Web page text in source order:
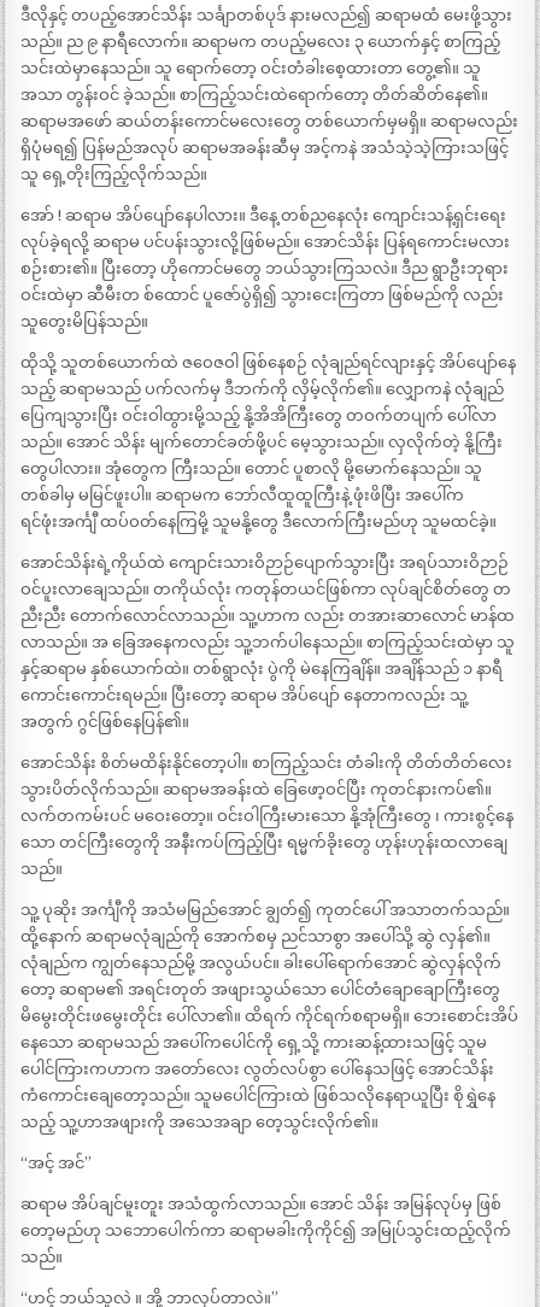
ဒီလိုနှင့် တပည့်အောင်သိန်း သင်္ချာတစ်ပုဒ် နားမလည်၍ ဆရာမထံ မေးဖို့သွား
သည်။ ည ၉ နာရီလောက်။ ဆရာမက တပည့်မလေး ၃ ယောက်နှင့် စာကြည့်
သင်းထဲမှာနေသည်။ သူ ရောက်တော့ ဝင်းတံခါးစေ့ထားတာ တွေ့၏။ သူ
အသာ တွန်းဝင် ခဲ့သည်။ စာကြည့်သင်းထဲရောက်တော့ တိတ်ဆိတ်နေ၏။
ဆရာမအဖော် ဆယ်တန်းကောင်မလေးတွေ တစ်ယောက်မှမရှိ။ ဆရာမလည်း
ရှိပုံမရ၍ ပြန်မည်အလုပ် ဆရာမအခန်းဆီမှ အင့်ကနဲ အသံသဲ့သဲ့ကြားသဖြင့်
သူ ရှေ့တိုးကြည့်လိုက်သည်။
အော် ! ဆရာမ အိပ်ပျော်နေပါလား။ ဒီနေ့ တစ်ညနေလုံး ကျောင်းသန့်ရှင်းရေး
လုပ်ခဲ့ရလို့ ဆရာမ ပင်ပန်းသွားလို့ဖြစ်မည်။ အောင်သိန်း ပြန်ရကောင်းမလား
စဉ်းစား၏။ ပြီးတော့ ဟိုကောင်မတွေ ဘယ်သွားကြသလဲ။ ဒီည ရွာဦးဘုရား
ဝင်းထဲမှာ ဆီမီးတ စ်ထောင် ပူဇော်ပွဲရှိ၍ သွားငေးကြတာ ဖြစ်မည်ကို လည်း
သူတွေးမိပြန်သည်။
ထိုသို့ သူတစ်ယောက်ထဲ ဇဝေဇဝါ ဖြစ်နေစဉ် လုံချည်ရင်လျားနှင့် အိပ်ပျော်နေ
သည့် ဆရာမသည် ပက်လက်မှ ဒီဘက်ကို လှိမ့်လိုက်၏။ လျှောကနဲ လုံချည်
ပြေကျသွားပြီး ဝင်းဝါထွားမို့သည့် နို့အိအိကြီးတွေ တဝက်တပျက် ပေါ်လာ
သည်။ အောင် သိန်း မျက်တောင်ခတ်ဖို့ပင် မေ့သွားသည်။ လှလိုက်တဲ့ နို့ကြီး
တွေပါလား။ အုံတွေက ကြီးသည်။ တောင် ပူစာလို မို့မောက်နေသည်။ သူ
တစ်ခါမှ မမြင်ဖူးပါ။ ဆရာမက ဘော်လီထူထူကြီးနဲ့ ဖုံးဖိပြီး အပေါ်က
ရင်ဖုံးအင်္ကျီ ထပ်ဝတ်နေကြမို့ သူမနို့တွေ ဒီလောက်ကြီးမည်ဟု သူမထင်ခဲ့။
အောင်သိန်းရဲ့ကိုယ်ထဲ ကျောင်းသားဝိဉာဉ်ပျောက်သွားပြီး အရပ်သားဝိဉာဉ်
ဝင်ပူးလာချေသည်။ တကိုယ်လုံး ကတုန်တယင်ဖြစ်ကာ လုပ်ချင်စိတ်တွေ တ
ညီးညီး တောက်လောင်လာသည်။ သူ့ဟာက လည်း တအားဆာလောင် မာန်ထ
လာသည်။ အ ခြေအနေကလည်း သူ့ဘက်ပါနေသည်။ စာကြည့်သင်းထဲမှာ သူ
နှင့်ဆရာမ နှစ်ယောက်ထဲ။ တစ်ရွာလုံး ပွဲကို မဲနေကြချိန်။ အချိန်သည် ၁ နာရီ
ကောင်းကောင်းရမည်။ ပြီးတော့ ဆရာမ အိပ်ပျော် နေတာကလည်း သူ့
အတွက် ဂွင်ဖြစ်နေပြန်၏။
အောင်သိန်း စိတ်မထိန်းနိုင်တော့ပါ။ စာကြည့်သင်း တံခါးကို တိတ်တိတ်လေး
သွားပိတ်လိုက်သည်။ ဆရာမအခန်းထဲ ခြေဖော့ဝင်ပြီး ကုတင်နားကပ်၏။
လက်တကမ်းပင် မဝေးတော့။ ဝင်းဝါကြီးမားသော နို့အုံကြီးတွေ ၊ ကားစွင့်နေ
သော တင်ကြီးတွေကို အနီးကပ်ကြည့်ပြီး ရမ္မက်ခိုးတွေ ဟုန်းဟုန်းထလာချေ
သည်။
သူ့ ပုဆိုး အင်္ကျီကို အသံမမြည်အောင် ချွတ်၍ ကုတင်ပေါ် အသာတက်သည်။
ထို့နောက် ဆရာမလုံချည်ကို အောက်စမှ ညင်သာစွာ အပေါ်သို့ ဆွဲ လှန်၏။
လုံချည်က ကျွတ်နေသည်မို့ အလွယ်ပင်။ ခါးပေါ်ရောက်အောင် ဆွဲလှန်လိုက်
တော့ ဆရာမ၏ အရင်းတုတ် အဖျားသွယ်သော ပေါင်တံချောချောကြီးတွေ
မိမွေးတိုင်းဖမွေးတိုင်း ပေါ်လာ၏။ ထိရက် ကိုင်ရက်စရာမရှိ။ ဘေးစောင်းအိပ်
နေသော ဆရာမသည် အပေါ်ကပေါင်ကို ရှေ့သို့ ကားဆန့်ထားသဖြင့် သူမ
ပေါင်ကြားကဟာက အတော်လေး လွတ်လပ်စွာ ပေါ်နေသဖြင့် အောင်သိန်း
ကံကောင်းချေတော့သည်။ သူမပေါင်ကြားထဲ ဖြစ်သလိုနေရာယူပြီး စိုရွှဲနေ
သည့် သူ့ဟာအဖျားကို အသေအချာ တေ့သွင်းလိုက်၏။
“အင့် အင်”
ဆရာမ အိပ်ချင်မူးတူး အသံထွက်လာသည်။ အောင် သိန်း အမြန်လုပ်မှ ဖြစ်
တော့မည်ဟု သဘောပေါက်ကာ ဆရာမခါးကိုကိုင်၍ အမြုပ်သွင်းထည့်လိုက်
သည်။
“ဟင့် ဘယ်သူလဲ ။ အို့ ဘာလုပ်တာလဲ။”